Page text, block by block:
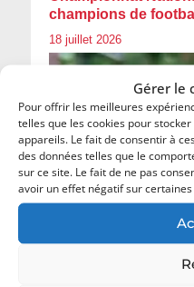
Gérer le
Pour offrir les meilleures
telles que les cookies pour
appareils. Le fait de consentir à
des données telles que le
sur ce site. Le fait de ne pas
avoir un effet négatif sur
champions de
18 juillet 2026